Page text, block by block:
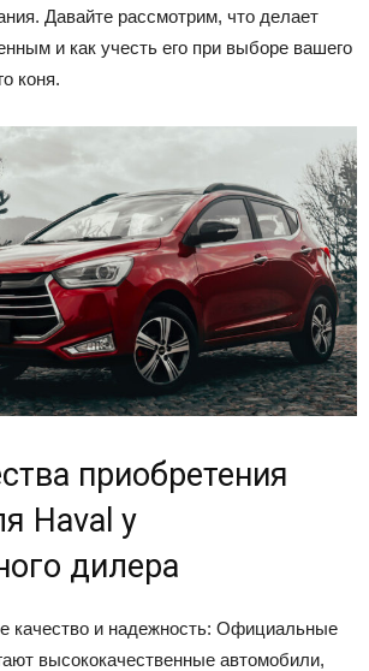
ВАЗ
Давайте рассмотрим, что делает
и как учесть его при выборе вашего
коня.
приобретения
Haval у
дилера
качество и надежность: Официальные
высококачественные автомобили,